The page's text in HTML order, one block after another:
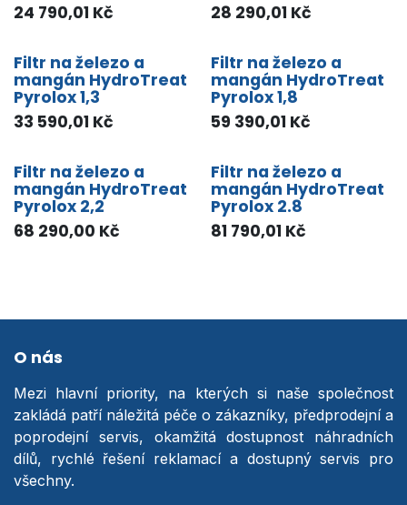
24 790,01 Kč
28 290,01 Kč
Filtr na železo a
mangán HydroTreat
Pyrolox 1,3
33 590,01 Kč
Filtr na železo a
mangán HydroTreat
Pyrolox 1,8
59 390,01 Kč
Filtr na železo a
mangán HydroTreat
Pyrolox 2,2
68 290,00 Kč
Filtr na železo a
mangán HydroTreat
Pyrolox 2.8
81 790,01 Kč
O nás
Mezi hlavní priority, na kterých si naše společnost
zakládá patří náležitá péče o zákazníky, předprodejní a
poprodejní servis, okamžitá dostupnost náhradních
dílů, rychlé řešení reklamací a dostupný servis pro
všechny.